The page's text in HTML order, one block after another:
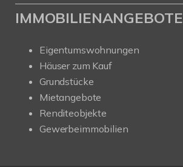
IMMOBILIENANGEBOTE
Eigentumswohnungen
Häuser zum Kauf
Grundstücke
Mietangebote
Renditeobjekte
Gewerbeimmobilien